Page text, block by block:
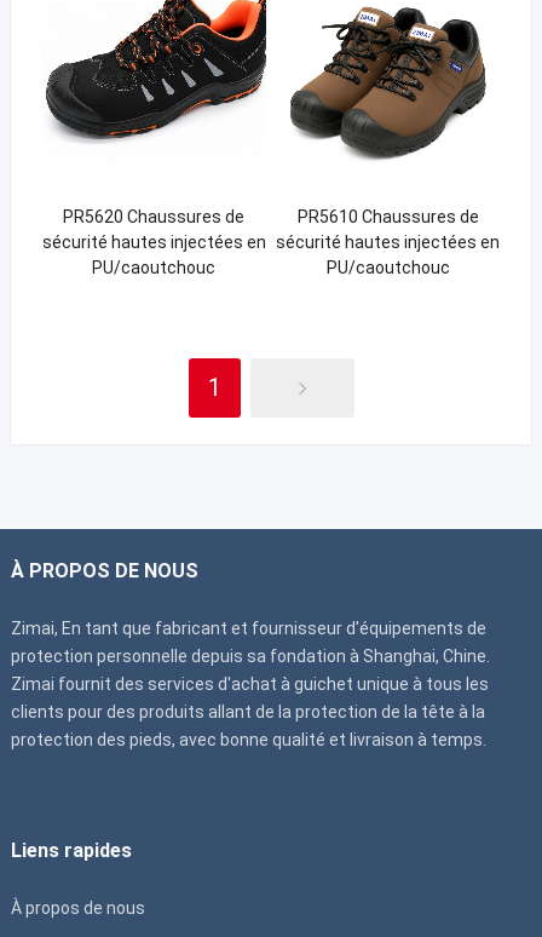
PR5620 Chaussures de
sécurité hautes injectées en
PU/caoutchouc
PR5610 Chaussures de
sécurité hautes injectées en
PU/caoutchouc
1
À PROPOS DE NOUS
Zimai, En tant que fabricant et fournisseur d'équipements de
protection personnelle depuis sa fondation à Shanghai, Chine.
Zimai fournit des services d'achat à guichet unique à tous les
clients pour des produits allant de la protection de la tête à la
protection des pieds, avec bonne qualité et livraison à temps.
Liens rapides
À propos de nous